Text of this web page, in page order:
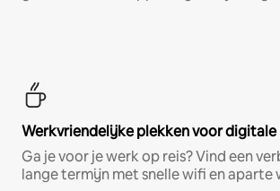
Werkvriendelijke plekken voor digitale
Ga je voor je werk op reis? Vind een
lange termijn met snelle wifi en aparte